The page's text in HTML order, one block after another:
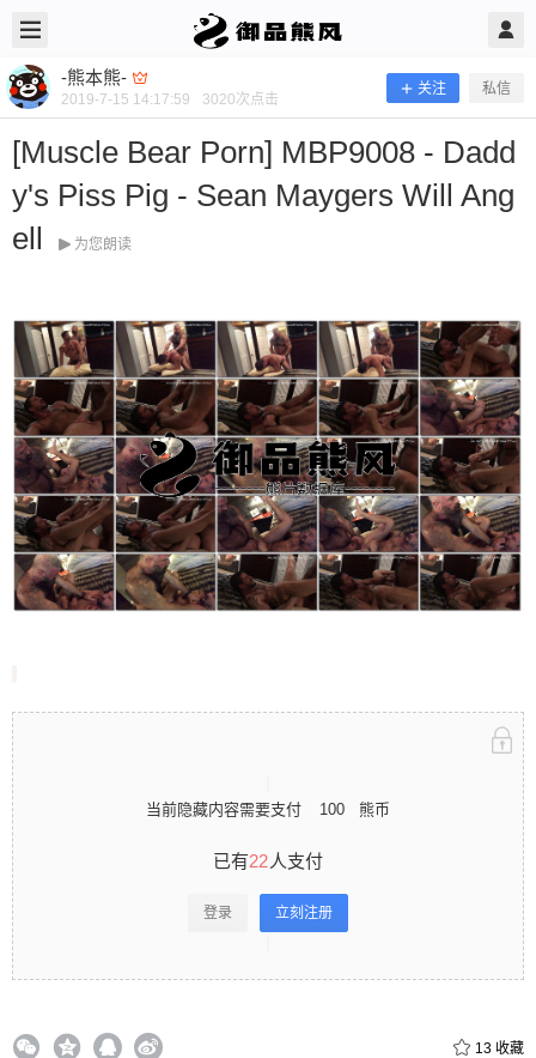
-熊本熊-
2019-7-15 14:17:59 3020次点击
关注 私信
[Muscle Bear Porn] MBP9008 - Dadd
y's Piss Pig - Sean Maygers Will Ang
ell
为您朗读
当前隐藏内容需要支付 100 熊币
已有22人支付
登录 立刻注册
13 收藏